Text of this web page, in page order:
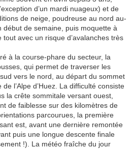
d’un mardi nuageux) et de
de neige, poudreuse au nord au-
début de semaine, puis moquette à
avec un risque d’avalanches très
à la course-phare du secteur, la
qui permet de traverser les
vers le nord, au départ du sommet
l’Alpe d’Huez. La difficulté consiste
la crête sommitale versant ouest,
de faiblesse sur des kilomètres de
parcourues, la première
est, avant une dernière remontée
puis une longue descente finale
!). La météo fraîche du jour